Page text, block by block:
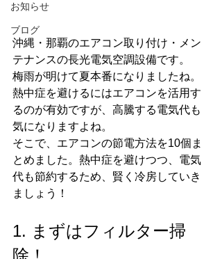
お知らせ
ブログ
沖縄・那覇のエアコン取り付け・メン
テナンスの長光電気空調設備です。
梅雨が明けて夏本番になりましたね。
熱中症を避けるにはエアコンを活用す
るのが有効ですが、高騰する電気代も
気になりますよね。
そこで、エアコンの節電方法を10個ま
とめました。熱中症を避けつつ、電気
代も節約するため、賢く冷房していき
ましょう！
1. まずはフィルター掃
除！